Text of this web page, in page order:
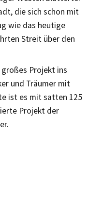
die sich schon mit
wie das heutige
Streit über den
Projekt ins
und Träumer mit
ist es mit satten 125
Projekt der